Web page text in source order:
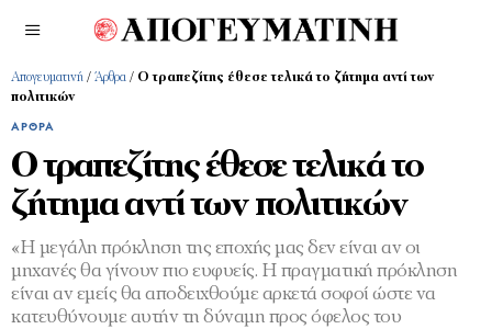
Απογευματινή / Άρθρα / Ο τραπεζίτης έθεσε τελικά το ζήτημα αντί των
πολιτικών
ΆΡΘΡΑ
Ο τραπεζίτης έθεσε τελικά το
ζήτημα αντί των πολιτικών
«Η μεγάλη πρόκληση της εποχής μας δεν είναι αν οι
μηχανές θα γίνουν πιο ευφυείς. Η πραγματική πρόκληση
είναι αν εμείς θα αποδειχθούμε αρκετά σοφοί ώστε να
κατευθύνουμε αυτήν τη δύναμη προς όφελος του